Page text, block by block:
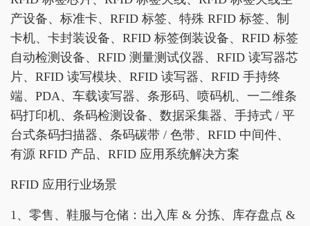
产设备、标准卡、RFID 标签、特殊 RFID 标签、制
卡机、卡封装设备、RFID 标签倒装设备、RFID 标签
自动检测设备、RFID 测量测试仪器、RFID 读写器芯
片、RFID 读写模块、RFID 读写器、RFID 手持终
端、PDA、车载读写器、条形码、喷码机、一二维条
码打印机、条码检测设备、数据采集器、手持式 / 平
台式条码扫描器、条码碳带 / 色带、RFID 中间件、
有源 RFID 产品、RFID 应用系统解决方案
RFID 应用行业场景
1、零售、鞋服与仓储：出入库 & 分拣、库存盘点 &